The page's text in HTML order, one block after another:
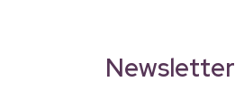
Newsletter